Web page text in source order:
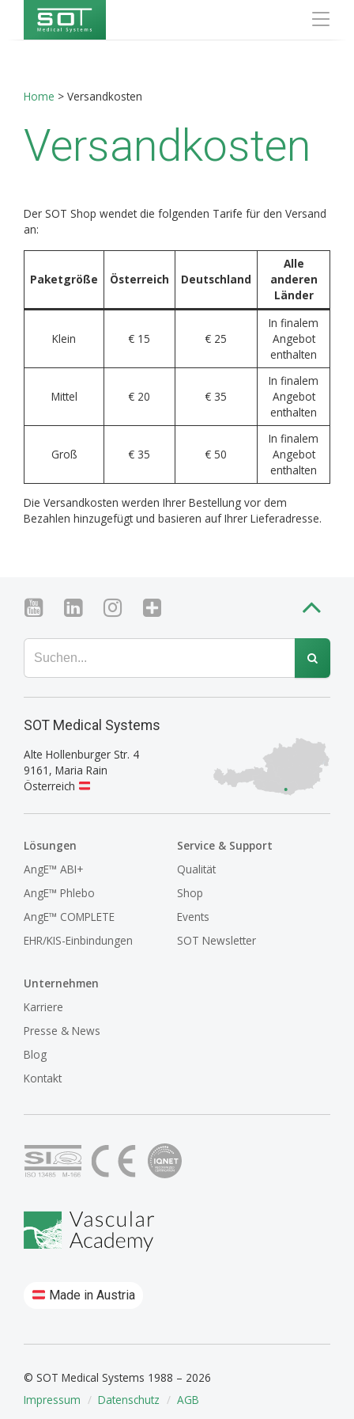
Home > Versandkosten
Versandkosten
Der SOT Shop wendet die folgenden Tarife für den Versand
an:
Paketgröße Österreich Deutschland
Alle
anderen
Länder
Klein € 15 € 25
In finalem
Angebot
enthalten
Mittel € 20 € 35
In finalem
Angebot
enthalten
Groß € 35 € 50
In finalem
Angebot
enthalten
Die Versandkosten werden Ihrer Bestellung vor dem
Bezahlen hinzugefügt und basieren auf Ihrer Lieferadresse.
Lösungen
AngE™ ABI+
AngE™ Phlebo
AngE™ COMPLETE
EHR/KIS-Einbindungen
Service & Support
Qualität
Shop
Events
SOT Newsletter
Unternehmen
Karriere
Presse & News
Blog
Kontakt
Made in Austria
SOT Medical Systems
Alte Hollenburger Str. 4
9161 , Maria Rain
Österreich
© SOT Medical Systems 1988 – 2026
Impressum
Datenschutz AGB